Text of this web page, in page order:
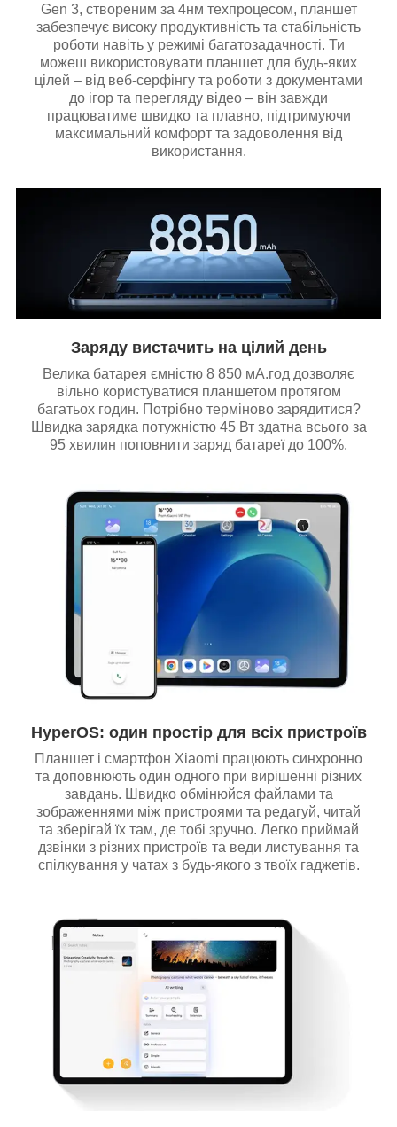
Gen 3, створеним за 4нм техпроцесом, планшет
забезпечує високу продуктивність та стабільність
роботи навіть у режимі багатозадачності. Ти
можеш використовувати планшет для будь-яких
цілей – від веб-серфінгу та роботи з документами
до ігор та перегляду відео – він завжди
працюватиме швидко та плавно, підтримуючи
максимальний комфорт та задоволення від
використання.
Заряду вистачить на цілий день
Велика батарея ємністю 8 850 мА.год дозволяє
вільно користуватися планшетом протягом
багатьох годин. Потрібно терміново зарядитися?
Швидка зарядка потужністю 45 Вт здатна всього за
95 хвилин поповнити заряд батареї до 100%.
HyperOS: один простір для всіх пристроїв
Планшет і смартфон Xiaomi працюють синхронно
та доповнюють один одного при вирішенні різних
завдань. Швидко обмінюйся файлами та
зображеннями між пристроями та редагуй, читай
та зберігай їх там, де тобі зручно. Легко приймай
дзвінки з різних пристроїв та веди листування та
спілкування у чатах з будь-якого з твоїх гаджетів.